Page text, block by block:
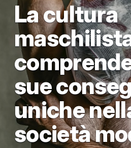
La cultura
sue
uniche
società